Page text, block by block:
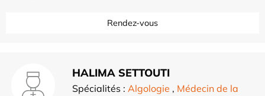
Rendez-vous
HALIMA SETTOUTI
Spécialités : Algologie , Médecin de la